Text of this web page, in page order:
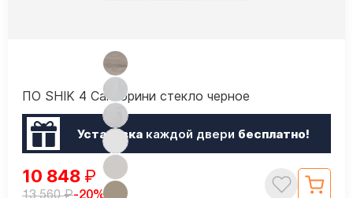
ПО SHIK 4 Санторини стекло черное
Установкакаждой двери бесплатно!
10 848 ₽
₽-20%